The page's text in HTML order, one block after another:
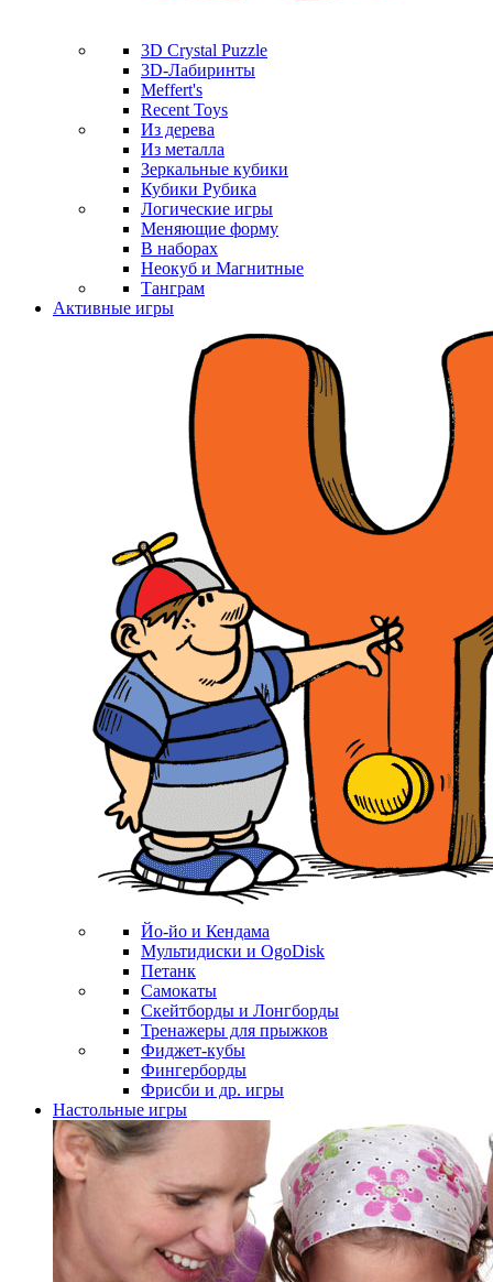
3D Crystal Puzzle
3D-Лабиринты
Meffert's
Recent Toys
Из дерева
Из металла
Зеркальные кубики
Кубики Рубика
Логические игры
Меняющие форму
В наборах
Неокуб и Магнитные
Танграм
Активные игры
Йо-йо и Кендама
Мультидиски и OgoDisk
Петанк
Самокаты
Скейтборды и Лонгборды
Тренажеры для прыжков
Фиджет-кубы
Фингерборды
Фрисби и др. игры
Настольные игры